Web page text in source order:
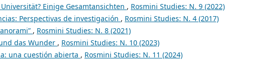
Einige Gesamtansichten , Rosmini Studies: N. 9 (2022)
Perspectivas de investigación , Rosmini Studies: N. 4 (2017)
, Rosmini Studies: N. 8 (2021)
das Wunder , Rosmini Studies: N. 10 (2023)
una cuestión abierta , Rosmini Studies: N. 11 (2024)